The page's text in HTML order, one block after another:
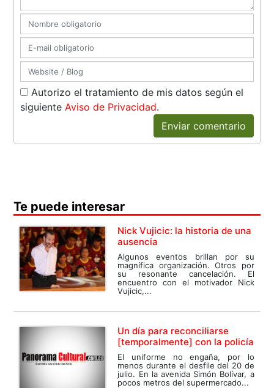
Autorizo el tratamiento de mis datos según el
siguiente Aviso de Privacidad.
Enviar comentario
Te puede interesar
Nick Vujicic: la historia de una
ausencia
Algunos eventos brillan por su
magnífica organización. Otros por
su resonante cancelación. El
encuentro con el motivador Nick
Vujicic,...
Un día para reconciliarse
[temporalmente] con la policía
El uniforme no engaña, por lo
menos durante el desfile del 20 de
julio. En la avenida Simón Bolívar, a
pocos metros del supermercado...